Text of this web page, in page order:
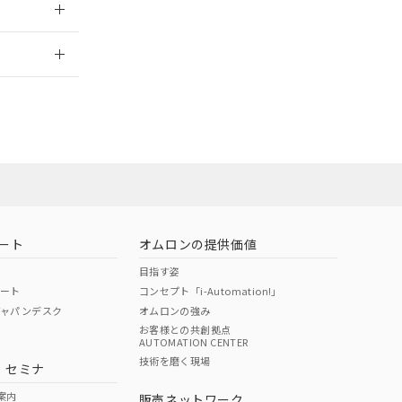
ページへ
ください
ト
ト
パンデスク
セミナ
内
オムロンの提供価値
目指す姿
コンセプト「i-Automation!」
オムロンの強み
お客様との共創拠点
AUTOMATION CENTER
技術を磨く現場